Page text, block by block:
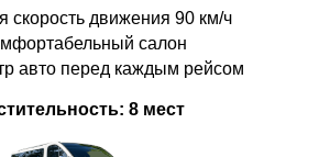
скорость движения 90 км/ч
салон
авто перед каждым рейсом
8 мест